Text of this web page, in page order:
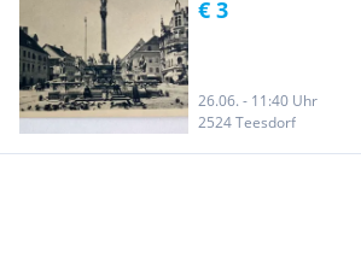
€ 3
26.06. - 11:40 Uhr
2524 Teesdorf